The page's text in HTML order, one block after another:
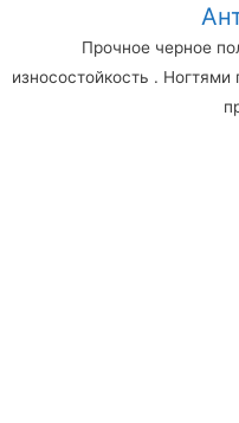
Прочное черное
износостойкость .